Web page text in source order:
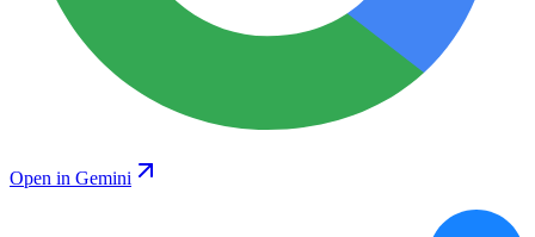
Open in Gemini